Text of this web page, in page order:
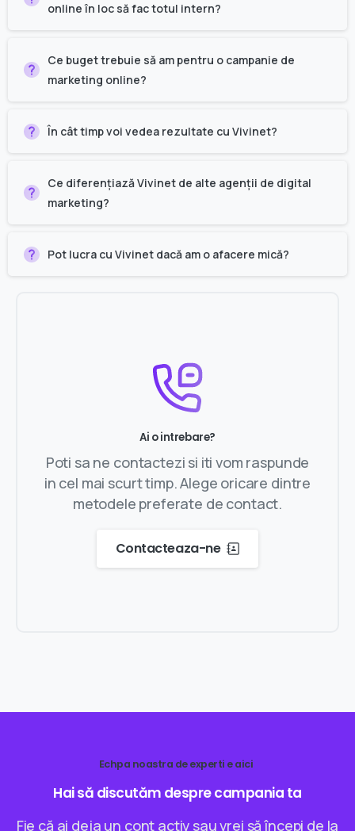
online în loc să fac totul intern?
Ce buget trebuie să am pentru o campanie de
marketing online?
În cât timp voi vedea rezultate cu Vivinet?
Ce diferențiază Vivinet de alte agenții de digital
marketing?
Pot lucra cu Vivinet dacă am o afacere mică?
Ai o intrebare?
Poti sa ne contactezi si iti vom raspunde
in cel mai scurt timp. Alege oricare dintre
metodele preferate de contact.
Contacteaza-ne
Echpa noastra de experti e aici
Haisă discutăm desprecampania ta
Fie că ai deja un cont activ sau vrei să începi de la